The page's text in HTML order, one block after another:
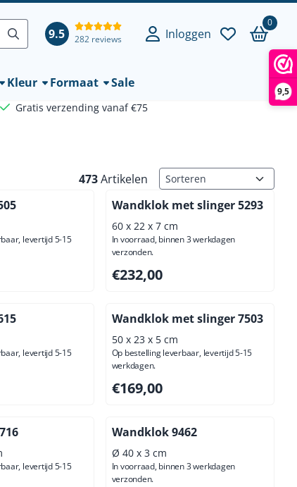
9,5
9.5 282 reviews Inloggen
0
Kleur Formaat Sale
Gratis verzending vanaf €75
473Artikelen
Sorteermethode
levertijd 5-15
btw: 103,31
Wandklok met slinger 5293
60 x 22 x 7 cm
In voorraad, binnen 3 werkdagen
verzonden.
Prijs: 232,00, exclusief btw: 191,74
€232,00
levertijd 5-15
btw: 45,45
Wandklok met slinger 7503
50 x 23 x 5 cm
Op bestelling leverbaar, levertijd 5-15
werkdagen.
Prijs: 169,00, exclusief btw: 139,67
€169,00
levertijd 5-15
Wandklok 9462
Ø 40 x 3 cm
In voorraad, binnen 3 werkdagen
verzonden.